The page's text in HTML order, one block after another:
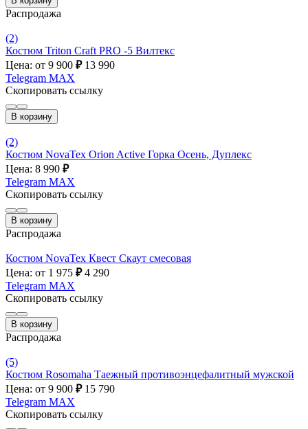
Распродажа
(2)
Костюм Triton Craft PRO -5 Вилтекс
Цена: от 9 900 ₽ 13 990
Telegram MAX
Скопировать ссылку
В корзину
(2)
Костюм NovaTex Orion Active Горка Осень, Дуплекс
Цена: 8 990 ₽
Telegram MAX
Скопировать ссылку
В корзину
Распродажа
Костюм NovaTex Квест Скаут смесовая
Цена: от 1 975 ₽ 4 290
Telegram MAX
Скопировать ссылку
В корзину
Распродажа
(5)
Костюм Rosomaha Таежный противоэнцефалитный мужской
Цена: от 9 900 ₽ 15 790
Telegram MAX
Скопировать ссылку